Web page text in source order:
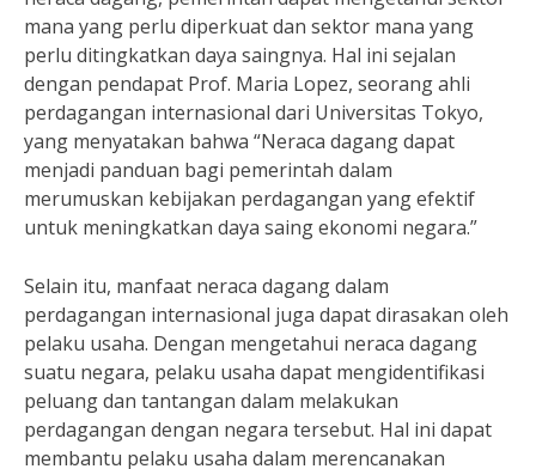
mana yang perlu diperkuat dan sektor mana yang
perlu ditingkatkan daya saingnya. Hal ini sejalan
dengan pendapat Prof. Maria Lopez, seorang ahli
perdagangan internasional dari Universitas Tokyo,
yang menyatakan bahwa “Neraca dagang dapat
menjadi panduan bagi pemerintah dalam
merumuskan kebijakan perdagangan yang efektif
untuk meningkatkan daya saing ekonomi negara.”
Selain itu, manfaat neraca dagang dalam
perdagangan internasional juga dapat dirasakan oleh
pelaku usaha. Dengan mengetahui neraca dagang
suatu negara, pelaku usaha dapat mengidentifikasi
peluang dan tantangan dalam melakukan
perdagangan dengan negara tersebut. Hal ini dapat
membantu pelaku usaha dalam merencanakan